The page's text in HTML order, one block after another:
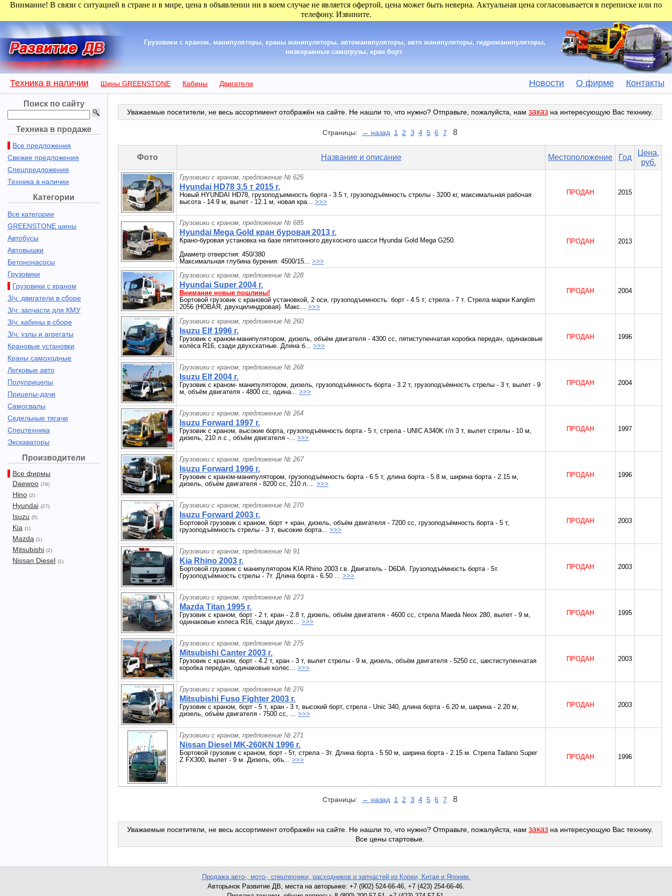
Внимание! В связи с ситуацией в стране и в мире, цена в объявлении ни в коем случае не является офертой, цена может быть неверна. Актуальная цена согласовывается в переписке или по
телефону. Извините.
Грузовики с краном, манипуляторы, краны манипуляторы, автоманипуляторы, авто манипуляторы, гидроманипуляторы,
низкорамные самогрузы, кран борт.
Техника в наличии Шины GREENSTONE Кабины Двигатели Новости О фирме Контакты
Поиск по сайту
Техника в продаже
Все предложения
Свежие предложения
Спецпредложения
Техника в наличии
Категории
Все категории
GREENSTONE шины
Автобусы
Автовышки
Бетононасосы
Грузовики
Грузовики с краном
З/ч: двигатели в сборе
З/ч: запчасти для КМУ
З/ч: кабины в сборе
З/ч: узлы и агрегаты
Крановые установки
Краны самоходные
Легковые авто
Полуприцепы
Прицепы-дачи
Самосвалы
Седельные тягачи
Спецтехника
Экскаваторы
Производители
Все фирмы
Daewoo (79)
Hino (2)
Hyundai (27)
Isuzu (5)
Kia (1)
Mazda (1)
Mitsubishi (2)
Nissan Diesel (1)
Уважаемые посетители, не весь ассортимент отображён на сайте. Не нашли то, что нужно? Отправьте, пожалуйста, нам заказ на интересующую Вас технику.
Страницы: ← назад 1 2 3 4 5 6 7 8
Фото Название и описание Местоположение Год
Цена,
руб.
Грузовики с краном, предложение № 625
Hyundai HD78 3.5 т 2015 г.
Новый HYUNDAI HD78, грузоподъемность борта - 3.5 т, грузоподъёмность стрелы - 3200 кг, максимальная рабочая
высота - 14.9 м, вылет - 12.1 м, новая кра... >>>
ПРОДАН 2015
Грузовики с краном, предложение № 685
Hyundai Mega Gold кран буровая 2013 г.
Крано-буровая установка на базе пятитонного двухосного шасси Hyundai Gold Mega G250.
Диаметр отверстия: 450/380
Максимальная глубина бурения: 4500/15... >>>
ПРОДАН 2013
Грузовики с краном, предложение № 228
Hyundai Super 2004 г.
Внимание новые пошлины!
Бортовой грузовик с крановой установкой, 2 оси, грузоподъемность: борт - 4.5 т; стрела - 7 т. Стрела марки Kanglim
2056 (НОВАЯ, двухцилиндровая). Макс... >>>
ПРОДАН 2004
Грузовики с краном, предложение № 260
Isuzu Elf 1996 г.
Грузовик с краном-манипулятором, дизель, объём двигателя - 4300 сс, пятиступенчатая коробка передач, одинаковые
колёса R16, сзади двухскатные. Длина б... >>>
ПРОДАН 1996
Грузовики с краном, предложение № 268
Isuzu Elf 2004 г.
Грузовик с краном- манипулятором, дизель, грузоподъёмность борта - 3.2 т, грузоподъёмность стрелы - 3 т, вылет - 9
м, объём двигателя - 4800 сс, одина... >>>
ПРОДАН 2004
Грузовики с краном, предложение № 264
Isuzu Forward 1997 г.
Грузовик с краном, высокие борта, грузоподъёмность борта - 5 т, стрела - UNIC A340K г/п 3 т, вылет стрелы - 10 м,
дизель, 210 л.с., объём двигателя -... >>>
ПРОДАН 1997
Грузовики с краном, предложение № 267
Isuzu Forward 1996 г.
Грузовик с краном-манипулятором, грузоподъёмность борта - 6.5 т, длина борта - 5.8 м, ширина борта - 2.15 м,
дизель, объём двигателя - 8200 сс, 210 л.... >>>
ПРОДАН 1996
Грузовики с краном, предложение № 270
Isuzu Forward 2003 г.
Бортовой грузовик с краном, борт + кран, дизель, объём двигателя - 7200 сс, грузоподъёмность борта - 5 т,
грузоподъёмность стрелы - 3 т, высокие борта... >>>
ПРОДАН 2003
Грузовики с краном, предложение № 91
Kia Rhino 2003 г.
Бортовой грузовик с манипулятором KIA Rhino 2003 г.в. Двигатель - D6DA. Грузоподъёмность борта - 5т.
Грузоподъёмность стрелы - 7т. Длина борта - 6.50 ... >>>
ПРОДАН 2003
Грузовики с краном, предложение № 273
Mazda Titan 1995 г.
Грузовик с краном, борт - 2 т, кран - 2.8 т, дизель, объём двигателя - 4600 сс, стрела Maeda Neox 280, вылет - 9 м,
одинаковые колеса R16, сзади двухс... >>>
ПРОДАН 1995
Грузовики с краном, предложение № 275
Mitsubishi Canter 2003 г.
Грузовик с краном, борт - 4.2 т, кран - 3 т, вылет стрелы - 9 м, дизель, объём двигателя - 5250 сс, шестиступенчатая
коробка передач, одинаковые колес... >>>
ПРОДАН 2003
Грузовики с краном, предложение № 276
Mitsubishi Fuso Fighter 2003 г.
Грузовик с краном, борт - 5 т, кран - 3 т, высокий борт, стрела - Unic 340, длина борта - 6.20 м, ширина - 2.20 м,
дизель, объём двигателя - 7500 сс, ... >>>
ПРОДАН 2003
Грузовики с краном, предложение № 271
Nissan Diesel MK-260KN 1996 г.
Бортовой грузовик с краном, борт - 5т, стрела - 3т. Длина борта - 5.50 м, ширина борта - 2.15 м. Стрела Tadano Super
Z FX300, вылет - 9 м. Дизель, объ... >>> ПРОДАН 1996
Страницы: ← назад 1 2 3 4 5 6 7 8
Уважаемые посетители, не весь ассортимент отображён на сайте. Не нашли то, что нужно? Отправьте, пожалуйста, нам заказ на интересующую Вас технику.
Все цены стартовые.
Продажа авто-, мото-, спецтехники, расходников и запчастей из Кореи, Китая и Японии.
Авторынок Развитие ДВ, места на авторынке: +7 (902) 524-66-46, +7 (423) 254-66-46.